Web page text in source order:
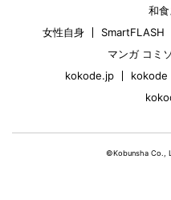
和
女性自身
SmartFLASH
マンガ コミ
kokode.jp
kokode
©Kobunsha Co.,